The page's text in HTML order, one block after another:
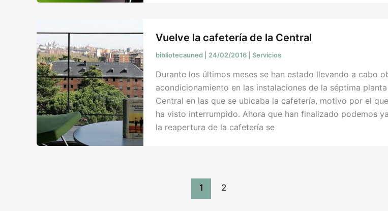
Vuelve la cafetería de la Central
bibliotecauned 24/02/2016 Servicios
Durante los últimos meses se han estado llevando a cabo
acondicionamiento en las instalaciones de la séptima
Central en las que se ubicaba la cafetería, motivo por el
ha visto interrumpido. Ahora que han finalizado podemos
la reapertura de la cafetería se
1 2